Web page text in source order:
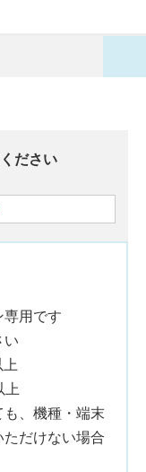
ださい
用です
い
上
、機種・端末
だけない場合